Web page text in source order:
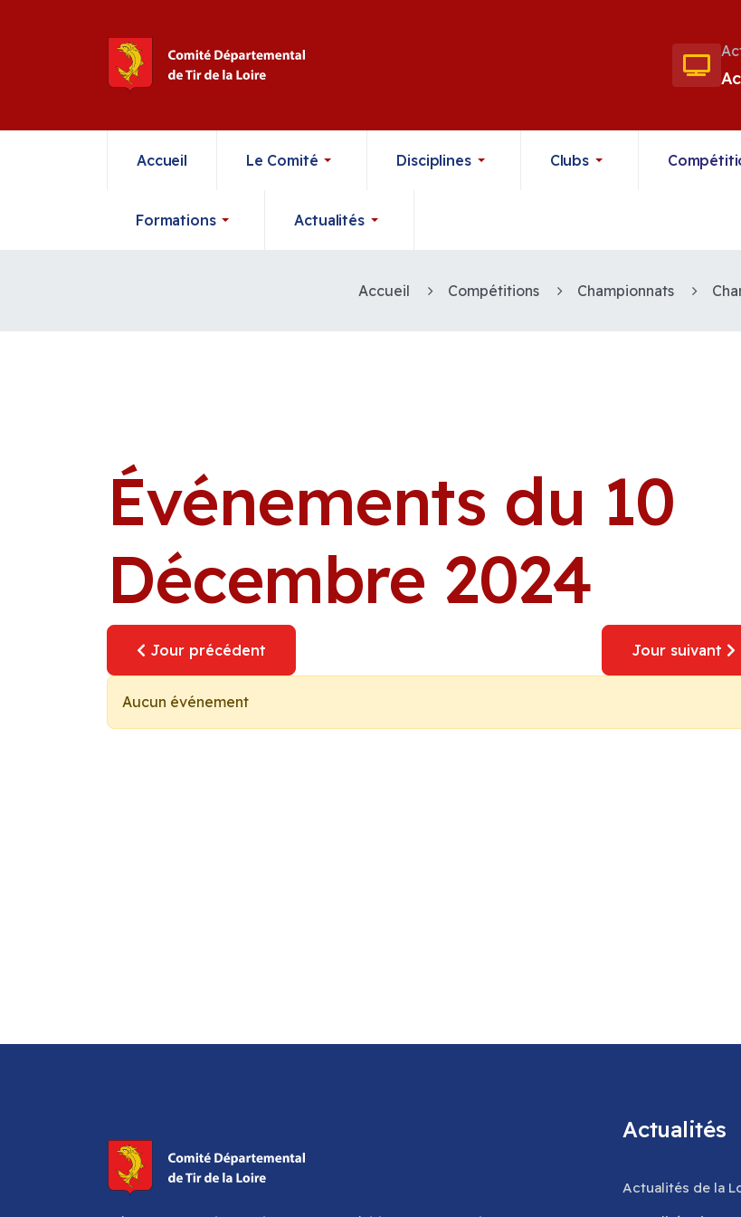
Accueil Le Comité Disciplines Clubs
Formations Actualités
Accueil Compétitions Championnats
Événements du 10
Décembre 2024
Jour précédent Jour suivant
Aucun événement
Actualités
Actualités de la